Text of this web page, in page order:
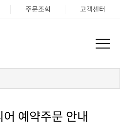
주문조회 고객센터
예약주문 안내